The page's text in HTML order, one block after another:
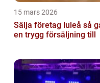
15 mars 2026
Sälja företag luleå så går
en trygg försäljning till